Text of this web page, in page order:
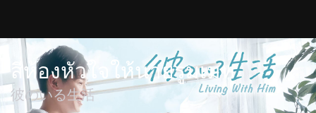
สี่ห้องหัวใจให้นายรูมเมท
彼のいる生活